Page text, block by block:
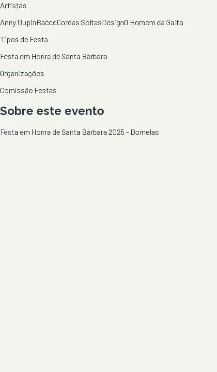
Artistas
Anny DupinBaéceCordas SoltasDesignO Homem da Gaita
Tipos de Festa
Festa em Honra de Santa Bárbara
Organizações
Comissão Festas
Sobre este evento
Festa em Honra de Santa Bárbara 2025 - Dornelas